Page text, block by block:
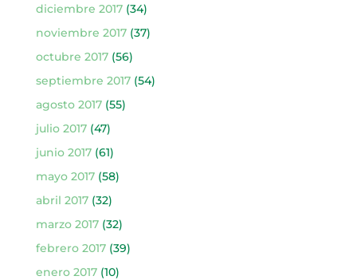
diciembre 2017(34)
noviembre 2017(37)
octubre 2017(56)
septiembre 2017(54)
agosto 2017(55)
julio 2017(47)
junio 2017(61)
mayo 2017(58)
abril 2017(32)
marzo 2017(32)
febrero 2017(39)
enero 2017(10)